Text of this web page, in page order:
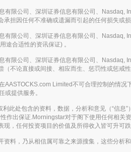
限公司、深圳证券信息有限公司、
担因任何不准确或遗漏而引起的任何损失或
限公司、深圳证券信息有限公司、
途合适性的资讯保证) 。
限公司、深圳证券信息有限公司、
不论直接或间接、相应而生、惩罚性或惩戒性
Limited不可合理控制的情
或提供服务。
此处包含的资料，数据，分析和意见（“信
作出保证.Morningstar对于阁下使用任何相
，任何投资项目的价值及所得收入皆可升可跌
料，乃从相信属可靠之来源搜集，这些分